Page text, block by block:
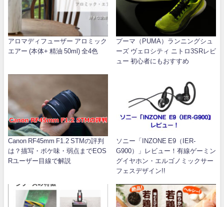
アロマディフューザー アロミック
エアー (本体+ 精油 50ml) 全4色
プーマ（PUMA）ランニングシュ
ーズ ヴェロシティ ニトロ3SRレビ
ュー 初心者にもおすすめ
Canon RF45mm F1.2 STMの評判
は？描写・ボケ味・弱点までEOS
Rユーザー目線で解説
ソニー「INZONE E9（IER-
G900）」レビュー！有線ゲーミン
グイヤホン・エルゴノミックサー
フェスデザイン!!